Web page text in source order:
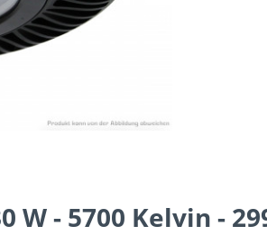
W - 5700 Kelvin -